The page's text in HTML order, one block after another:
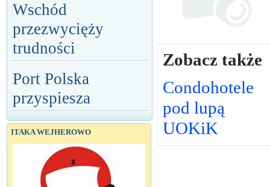
Wschód
przezwycięży
trudności
Port Polska
przyspiesza
ITAKA WEJHEROWO
Zobacz także
Condohotele
pod lupą
UOKiK